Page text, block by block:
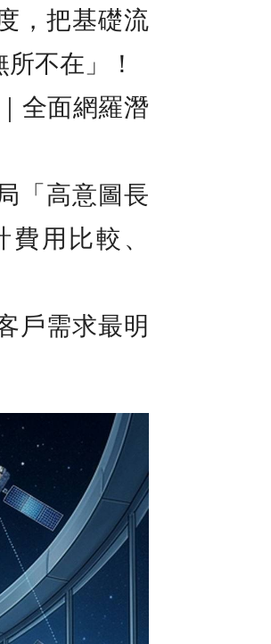
，把基礎流
不在」！
全面網羅潛
「高意圖長
用比較、
戶需求最明